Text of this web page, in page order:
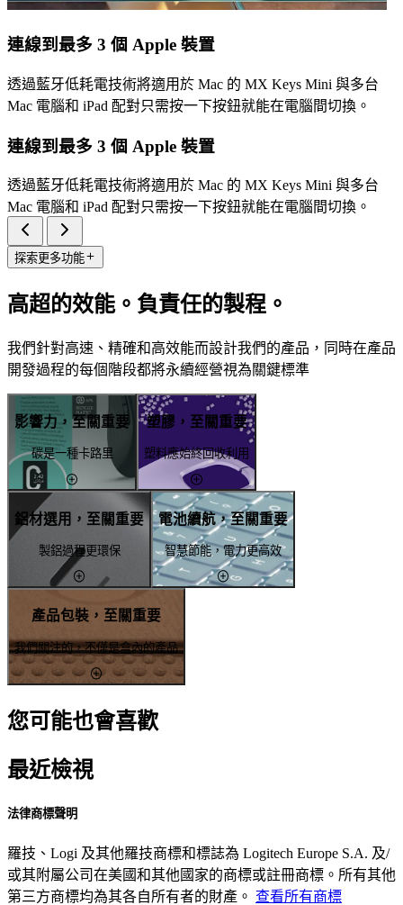
連線到最多 3 個 Apple 裝置
透過藍牙低耗電技術將適用於 Mac 的 MX Keys Mini 與多台
Mac 電腦和 iPad 配對只需按一下按鈕就能在電腦間切換。
連線到最多 3 個 Apple 裝置
透過藍牙低耗電技術將適用於 Mac 的 MX Keys Mini 與多台
Mac 電腦和 iPad 配對只需按一下按鈕就能在電腦間切換。
探索更多功能
高超的效能。負責任的製程。
我們針對高速、精確和高效能而設計我們的產品，同時在產品
開發過程的每個階段都將永續經營視為關鍵標準
影響力，至關重要
碳是一種卡路里
塑膠，至關重要
塑料應始終回收利用
鋁材選用，至關重要
製鋁過程更環保
電池續航，至關重要
智慧節能，電力更高效
產品包裝，至關重要
我們關注的，不僅是盒內的產品
您可能也會喜歡
最近檢視
法律商標聲明
羅技、Logi 及其他羅技商標和標誌為 Logitech Europe S.A. 及/
或其附屬公司在美國和其他國家的商標或註冊商標。所有其他
第三方商標均為其各自所有者的財產。 查看所有商標